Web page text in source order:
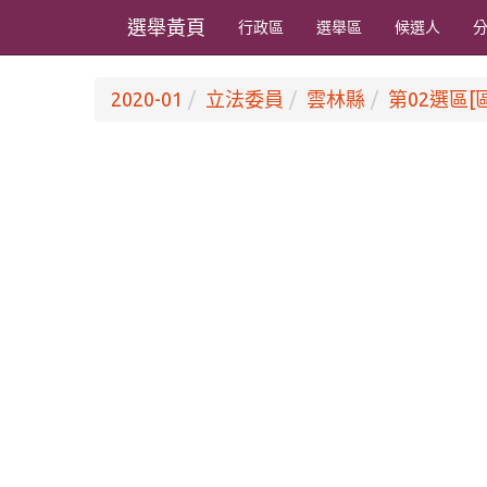
選舉黃頁 行政區 選舉區 候選人
2020-01 立法委員 雲林縣 第02選區[